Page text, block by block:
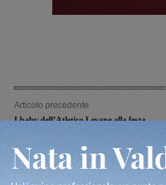
Articolo precedente
I baby dell’Atletico Levane alla festa